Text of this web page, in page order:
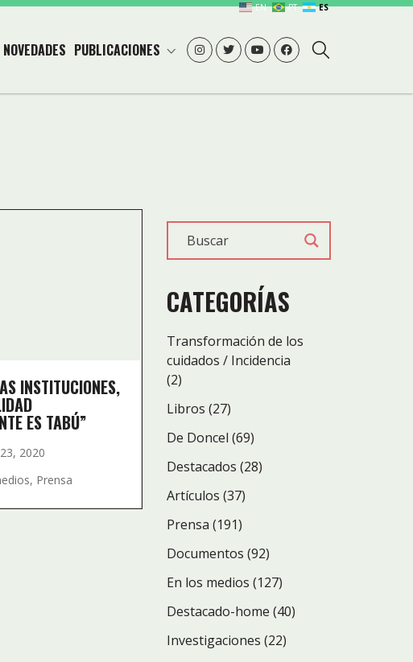
NOVEDADES PUBLICACIONES
INSTITUCIONES,
ES TABÚ”
2020
, Prensa
CATEGORÍAS
Transformación de los
cuidados / Incidencia
(2)
Libros (27)
De Doncel (69)
Destacados (28)
Artículos (37)
Prensa (191)
Documentos (92)
En los medios (127)
Destacado-home (40)
Investigaciones (22)
EN PT ES